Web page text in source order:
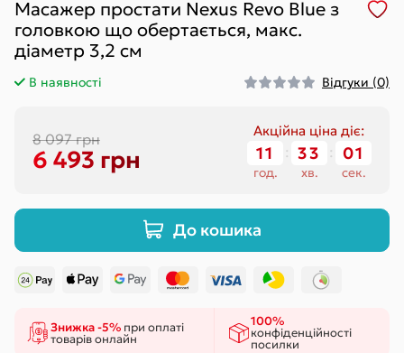
Масажер простати Nexus Revo Blue з
головкою що обертається, макс.
діаметр 3,2 см
В наявності Відгуки (0)
8 097 грн
6 493 грн
Акційна ціна діє:
11
год.
: 33
хв.
: 00
сек.
До кошика
Знижка -5% при оплаті
товарів онлайн
100%
конфіденційності
посилки